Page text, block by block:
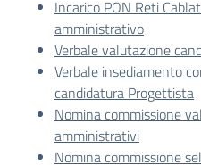
Incarico PON Reti
amministrativo
Verbale valutazione
Verbale insediamento
candidatura Progettista
Nomina commissione
amministrativi
Nomina commissione